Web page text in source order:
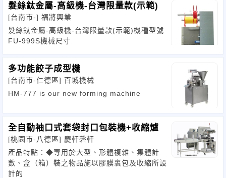
髮絲鈦金屬-高級機-台灣限量款(示範)
[台南市-] 福將興業
髮絲鈦金屬-高級機-台灣限量款(示範)機種型號
FU-999S機械尺寸
多功能餃子成型機
[台南市-仁德區] 百城機械
HM-777 is our new forming machine
全自動袖口式套袋封口包裝機+收縮爐
[桃園市-八德區] 慶軒磬軒
產品特點：◆專用於大型、形體複雜、集體計
數、盒（箱）裝之物品施以膠膜裹包及收縮所設
計的